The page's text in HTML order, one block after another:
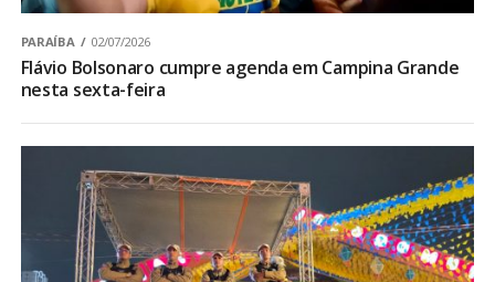
PARAÍBA 02/07/2026
Flávio Bolsonaro cumpre agenda em Campina Grande
nesta sexta-feira